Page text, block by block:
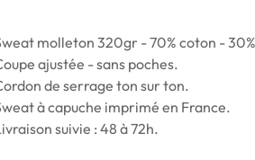
molleton 320gr - 70% coton -
ajustée - sans poches.
de serrage ton sur ton.
à capuche imprimé en France.
suivie : 48 à 72h.